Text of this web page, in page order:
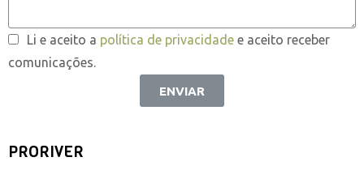
Li e aceito a política de privacidade e aceito receber
comunicações.
ENVIAR
PRORIVER